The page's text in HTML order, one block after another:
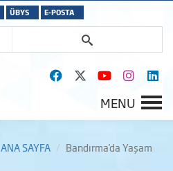
ÜBYS E-POSTA
MENU
ANA SAYFA Bandırma'da Yaşam